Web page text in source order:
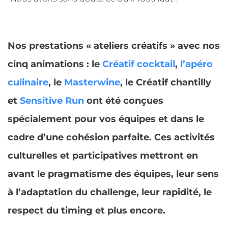
Nos prestations « ateliers créatifs » avec nos
cinq animations : le Créatif cocktail, l’apéro
culinaire, le Masterwine, le Créatif chantilly
et Sensitive Run ont été conçues
spécialement pour vos équipes et dans le
cadre d’une cohésion parfaite. Ces activités
culturelles et participatives mettront en
avant le pragmatisme des équipes, leur sens
à l’adaptation du challenge, leur rapidité, le
respect du timing et plus encore.